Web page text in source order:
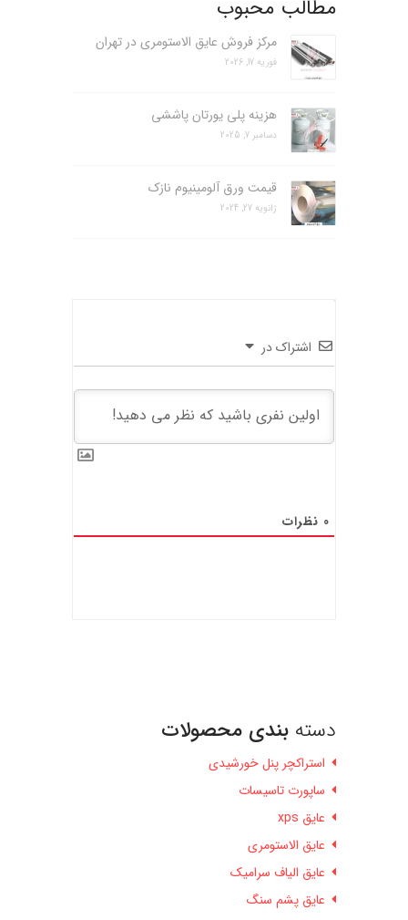
مطالب محبوب
مرکز فروش عایق الاستومری در تهران
فوریه 17, 2026
هزینه پلی یورتان پاششی
دسامبر 7, 2025
قیمت ورق آلومینیوم نازک
ژانویه 27, 2024
اشتراک در
0 نظرات
دسته بندی محصولات
استراکچر پنل خورشیدی
ساپورت تاسیسات
عایق xps
عایق الاستومری
عایق الیاف سرامیک
عایق پشم سنگ